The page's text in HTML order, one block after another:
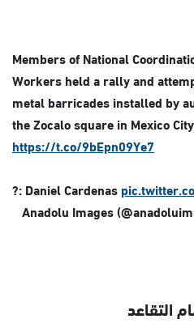
Members of National
Workers held a rally and
metal barricades installed by
the Zocalo square in Mexico
https://t.co/9bEpn09Ye7
?: Daniel Cardenas
التقاعد